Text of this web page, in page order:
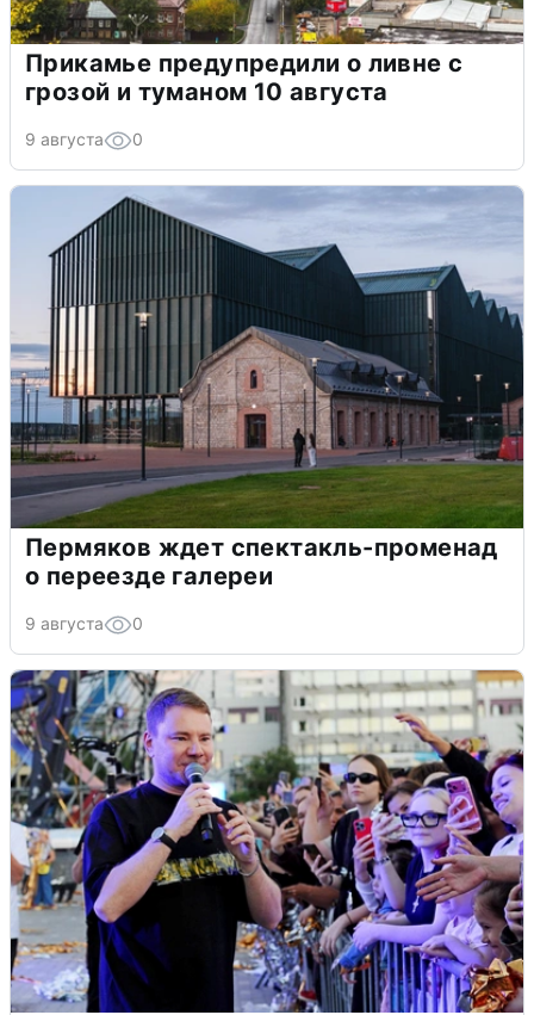
Прикамье предупредили о ливне с
грозой и туманом 10 августа
9 августа 0
Пермяков ждет спектакль-променад
о переезде галереи
9 августа 0